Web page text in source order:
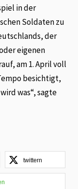
in der
Soldaten zu
der
eigenen
am 1. April voll
besichtigt,
was“, sagte
twittern